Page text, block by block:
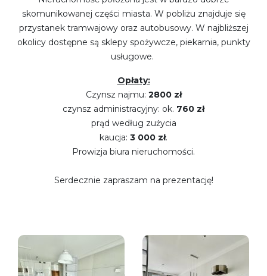
skomunikowanej części miasta. W pobliżu znajduje się
przystanek tramwajowy oraz autobusowy. W najbliższej
okolicy dostępne są sklepy spożywcze, piekarnia, punkty
usługowe.
Opłaty:
Czynsz najmu: 2800 zł
czynsz administracyjny: ok. 760 zł
prąd według zużycia
kaucja: 3 000 zł.
Prowizja biura nieruchomości.
Serdecznie zapraszam na prezentację!